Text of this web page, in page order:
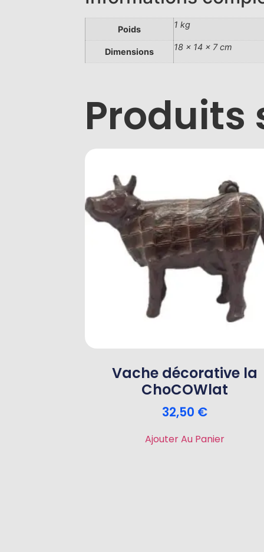
Poids 1 kg
Dimensions 18 × 14 × 7 cm
Produits
Vache décorative la
ChoCOWlat
32,50 €
Ajouter Au Panier